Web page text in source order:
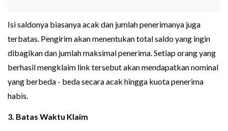
Isi saldonya biasanya acak dan jumlah penerimanya juga
terbatas. Pengirim akan menentukan total saldo yang ingin
dibagikan dan jumlah maksimal penerima. Setiap orang yang
berhasil mengklaim link tersebut akan mendapatkan nominal
yang berbeda - beda secara acak hingga kuota penerima
habis.
3. Batas Waktu Klaim